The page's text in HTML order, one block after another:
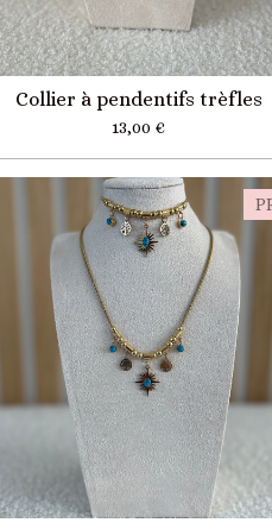
Collier à pendentifs trèfles
13,00 €